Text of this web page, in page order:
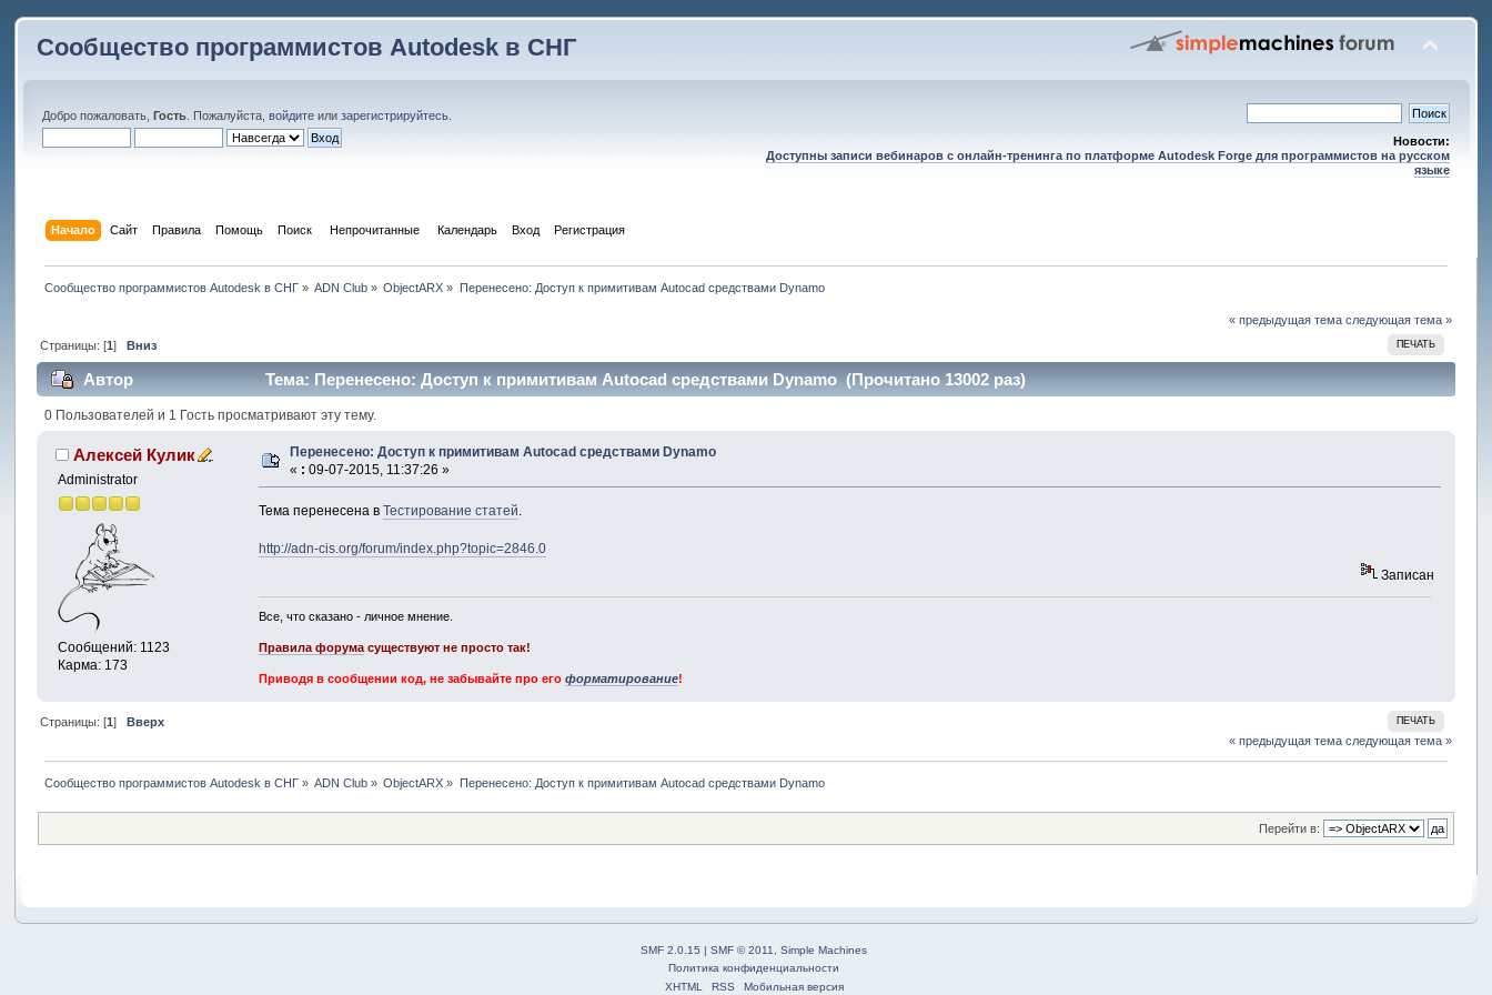
Сообщество программистов Autodesk в СНГ
Добро пожаловать,Гость . Пожалуйста,войдите илизарегистрируйтесь
Новости:
Доступны записи вебинаров с онлайн-тренинга по платформе Autodesk Forge для программистов на русском
языке
Начало Сайт Правила Помощь Поиск Непрочитанные Календарь Вход Регистрация
Сообщество программистов Autodesk в СНГ» ADN Club » ObjectARX » Перенесено: Доступ к примитивам Autocad средствами Dynamo
« предыдущая тема следующая тема »
ПЕЧАТЬ
Страницы: [1] Вниз
Автор Тема: Перенесено: Доступ к примитивам Autocad средствами Dynamo (Прочитано 13002 раз)
0 Пользователей и 1 Гость просматривают эту тему.
Алексей Кулик
Administrator
Сообщений: 1123
Карма: 173
Перенесено: Доступ к примитивам Autocad средствами Dynamo
« : 09-07-2015, 11:37:26 »
Тема перенесена вТестирование статей
http://adn-cis.org/forum/index.php?topic=2846.0
Записан
Все, что сказано - личное мнение.
Правила форума существуют не просто так!
Приводя в сообщении код, не забывайте про его форматирование!
ПЕЧАТЬ
Страницы: [1] Вверх
« предыдущая тема следующая тема »
Сообщество программистов Autodesk в СНГ» ADN Club » ObjectARX » Перенесено: Доступ к примитивам Autocad средствами Dynamo
Перейти в:
SMF 2.0.15 |SMF © 2011 ,Simple Machines
Политика конфиденциальности
XHTML
RSS Мобильная версия